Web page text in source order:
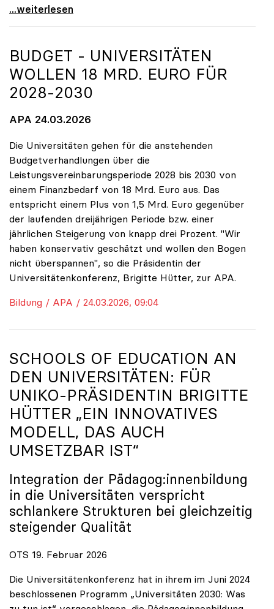
uniko zu FORWIT-Analyse: Wichtige Themen
...weiterlesen
BUDGET - UNIVERSITÄTEN
WOLLEN 18 MRD. EURO FÜR
2028-2030
APA 24.03.2026
Die Universitäten gehen für die anstehenden
Budgetverhandlungen über die
Leistungsvereinbarungsperiode 2028 bis 2030 von
einem Finanzbedarf von 18 Mrd. Euro aus. Das
entspricht einem Plus von 1,5 Mrd. Euro gegenüber
der laufenden dreijährigen Periode bzw. einer
jährlichen Steigerung von knapp drei Prozent. "Wir
haben konservativ geschätzt und wollen den Bogen
nicht überspannen", so die Präsidentin der
Universitätenkonferenz, Brigitte Hütter, zur APA.
Bildung / APA / 24.03.2026, 09:04
SCHOOLS OF EDUCATION AN
DEN UNIVERSITÄTEN: FÜR
UNIKO-PRÄSIDENTIN BRIGITTE
HÜTTER „EIN INNOVATIVES
MODELL, DAS AUCH
UMSETZBAR IST“
Integration der Pädagog:innenbildung
in die Universitäten verspricht
schlankere Strukturen bei gleichzeitig
steigender Qualität
OTS 19. Februar 2026
Die Universitätenkonferenz hat in ihrem im Juni 2024
beschlossenen Programm „Universitäten 2030: Was